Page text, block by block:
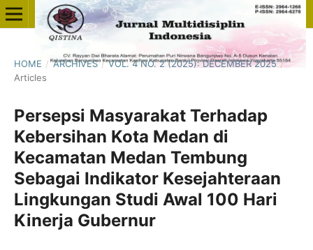
HOME / ARCHIVES / VOL. 4 NO. 2 (2025): DECEMBER 2025 /
Articles
Persepsi Masyarakat Terhadap
Kebersihan Kota Medan di
Kecamatan Medan Tembung
Sebagai Indikator Kesejahteraan
Lingkungan Studi Awal 100 Hari
Kinerja Gubernur